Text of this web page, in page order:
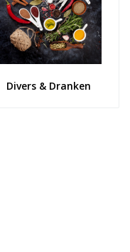
Divers & Dranken